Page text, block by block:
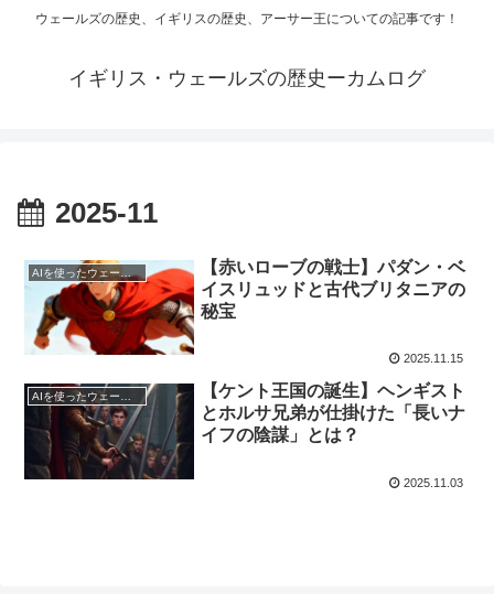
ウェールズの歴史、イギリスの歴史、アーサー王についての記事です！
イギリス・ウェールズの歴史ーカムログ
2025-11
【赤いローブの戦士】パダン・ベ
イスリュッドと古代ブリタニアの
秘宝
2025.11.15
AIを使ったウェールズ歴史
【ケント王国の誕生】ヘンギスト
とホルサ兄弟が仕掛けた「長いナ
イフの陰謀」とは？
2025.11.03